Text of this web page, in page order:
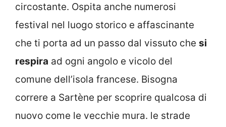
circostante. Ospita anche numerosi
festival nel luogo storico e affascinante
che ti porta ad un passo dal vissuto che si
respira ad ogni angolo e vicolo del
comune dell’isola francese. Bisogna
correre a Sartène per scoprire qualcosa di
nuovo come le vecchie mura. le strade